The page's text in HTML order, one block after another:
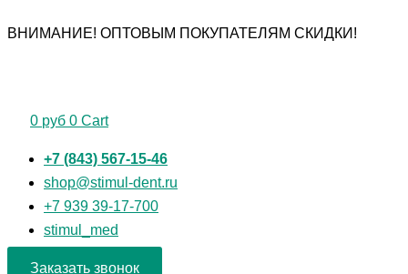
кВНИМАНИЕ! ОПТОВЫМ ПОКУПАТЕЛЯМ СКИДКИ!
0 руб 0 Cart
+7 (843) 567-15-46
shop@stimul-dent.ru
+7 939 39-17-700
stimul_med
Заказать звонок
товаров
товаров
товара
(Дента-